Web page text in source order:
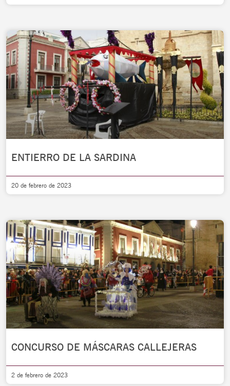
ENTIERRO DE LA SARDINA
20 de febrero de 2023
CONCURSO DE MÁSCARAS CALLEJERAS
2 de febrero de 2023